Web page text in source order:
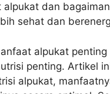
alpukat dan
sehat dan
alpukat
penting. Artikel
alpukat,